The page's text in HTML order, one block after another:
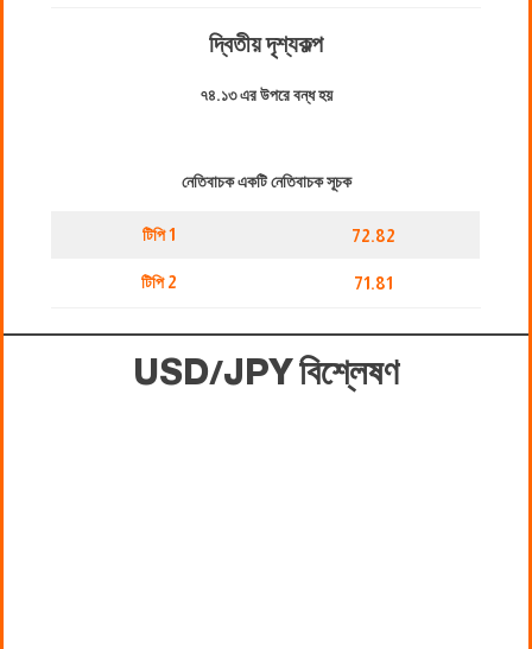
দ্বিতীয় দৃশ্যকল্প
৭৪.১৩ এর উপরে বন্ধ হয়
নেতিবাচক একটি নেতিবাচক সূচক
টিপি 1 72.82
টিপি 2 71.81
USD/JPY বিশ্লেষণ